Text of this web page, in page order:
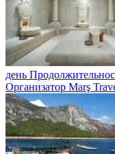
день
Организатор Marş